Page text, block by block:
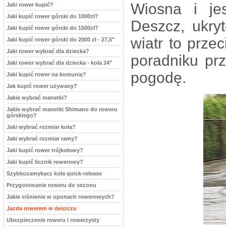
Jaki rower kupić?
Jaki kupić rower górski do 1000zł?
Jaki kupić rower górski do 1500zł?
Jaki kupić rower górski do 2000 zł - 27,5"
Jaki rower wybrać dla dziecka?
Jaki rower wybrać dla dziecka - koła 24"
Jaki kupić rower na komunię?
Jak kupić rower używany?
Jakie wybrać manetki?
Jakie wybrać manetki Shimano do roweru
górskiego?
Jaki wybrać rozmiar koła?
Jaki wybrać rozmiar ramy?
Jaki kupić rower trójkołowy?
Jaki kupić licznik rowerowy?
Szybkozamykacz koła quick-release
Przygotowanie roweru do sezonu
Jakie ciśnienie w oponach rowerowych?
Jazda rowerem w deszczu
Ubezpieczenie roweru i rowerzysty
Wiosna i
Deszcz,
wiatr to
poradniku
pogodę.